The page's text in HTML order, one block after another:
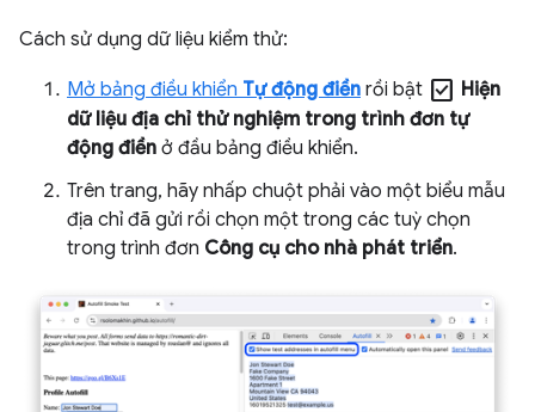
Cách sử dụng dữ liệu kiểm thử:
Mở bảng điều khiển Tự động điền rồi bật check_box Hiện
dữ liệu địa chỉ thử nghiệm trong trình đơn tự
động điền ở đầu bảng điều khiển.
Trên trang, hãy nhấp chuột phải vào một biểu mẫu
địa chỉ đã gửi rồi chọn một trong các tuỳ chọn
trong trình đơn Công cụ cho nhà phát triển.